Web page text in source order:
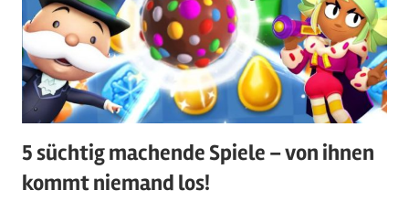
5 süchtig machende Spiele – von ihnen
kommt niemand los!